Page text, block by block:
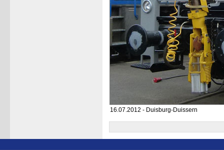
16.07.2012 - Duisburg-Duissern